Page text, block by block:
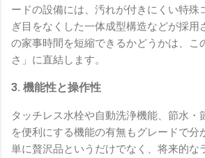
ードの設備には、汚れが付きにくい特殊
ぎ目をなくした一体成型構造などが採用
の家事時間を短縮できるかどうかは、こ
さ」に直結します。
3. 機能性と操作性
タッチレス水栓や自動洗浄機能、節水・
を便利にする機能の有無もグレードで分
単に贅沢品というだけでなく、将来的な